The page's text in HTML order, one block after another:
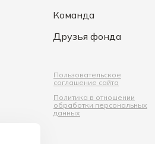
Команда
Друзья фонда
Пользовательское
соглашение сайта
Политика в отношении
обработки персональных
данных